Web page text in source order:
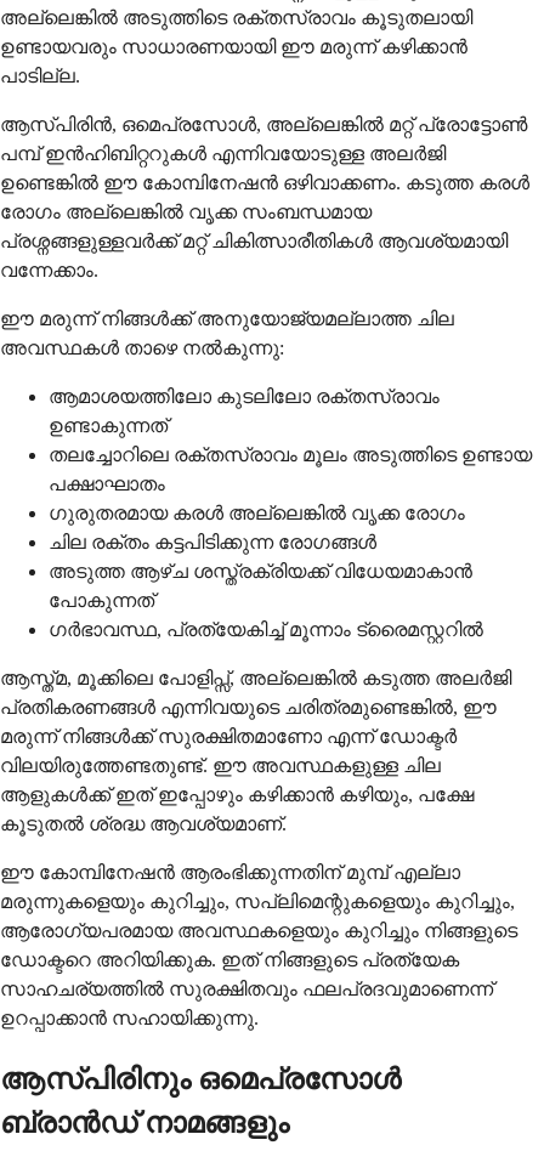
അല്ലെങ്കിൽ അടുത്തിടെ രക്തസ്രാവം കൂടുതലായി
ഉണ്ടായവരും സാധാരണയായി ഈ മരുന്ന് കഴിക്കാൻ
പാടില്ല.
ആസ്പിരിൻ, ഒമെപ്രസോൾ, അല്ലെങ്കിൽ മറ്റ് പ്രോട്ടോൺ
പമ്പ് ഇൻഹിബിറ്ററുകൾ എന്നിവയോടുള്ള അലർജി
ഉണ്ടെങ്കിൽ ഈ കോമ്പിനേഷൻ ഒഴിവാക്കണം. കടുത്ത കരൾ
രോഗം അല്ലെങ്കിൽ വൃക്ക സംബന്ധമായ
പ്രശ്നങ്ങളുള്ളവർക്ക് മറ്റ് ചികിത്സാരീതികൾ ആവശ്യമായി
വന്നേക്കാം.
ഈ മരുന്ന് നിങ്ങൾക്ക് അനുയോജ്യമല്ലാത്ത ചില
അവസ്ഥകൾ താഴെ നൽകുന്നു:
ആമാശയത്തിലോ കുടലിലോ രക്തസ്രാവം
ഉണ്ടാകുന്നത്
തലച്ചോറിലെ രക്തസ്രാവം മൂലം അടുത്തിടെ ഉണ്ടായ
പക്ഷാഘാതം
ഗുരുതരമായ കരൾ അല്ലെങ്കിൽ വൃക്ക രോഗം
ചില രക്തം കട്ടപിടിക്കുന്ന രോഗങ്ങൾ
അടുത്ത ആഴ്ച ശസ്ത്രക്രിയക്ക് വിധേയമാകാൻ
പോകുന്നത്
ഗർഭാവസ്ഥ, പ്രത്യേകിച്ച് മൂന്നാം ട്രൈമസ്റ്ററിൽ
ആസ്ത്മ, മൂക്കിലെ പോളിപ്സ്, അല്ലെങ്കിൽ കടുത്ത അലർജി
പ്രതികരണങ്ങൾ എന്നിവയുടെ ചരിത്രമുണ്ടെങ്കിൽ, ഈ
മരുന്ന് നിങ്ങൾക്ക് സുരക്ഷിതമാണോ എന്ന് ഡോക്ടർ
വിലയിരുത്തേണ്ടതുണ്ട്. ഈ അവസ്ഥകളുള്ള ചില
ആളുകൾക്ക് ഇത് ഇപ്പോഴും കഴിക്കാൻ കഴിയും, പക്ഷേ
കൂടുതൽ ശ്രദ്ധ ആവശ്യമാണ്.
ഈ കോമ്പിനേഷൻ ആരംഭിക്കുന്നതിന് മുമ്പ് എല്ലാ
മരുന്നുകളെയും കുറിച്ചും, സപ്ലിമെന്റുകളെയും കുറിച്ചും,
ആരോഗ്യപരമായ അവസ്ഥകളെയും കുറിച്ചും നിങ്ങളുടെ
ഡോക്ടറെ അറിയിക്കുക. ഇത് നിങ്ങളുടെ പ്രത്യേക
സാഹചര്യത്തിൽ സുരക്ഷിതവും ഫലപ്രദവുമാണെന്ന്
ഉറപ്പാക്കാൻ സഹായിക്കുന്നു.
ആസ്പിരിനും ഒമെപ്രസോൾ
ബ്രാൻഡ് നാമങ്ങളും